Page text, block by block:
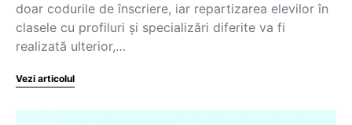
doar codurile de înscriere, iar repartizarea elevilor în
clasele cu profiluri şi specializări diferite va fi
realizată ulterior,…
Vezi articolul